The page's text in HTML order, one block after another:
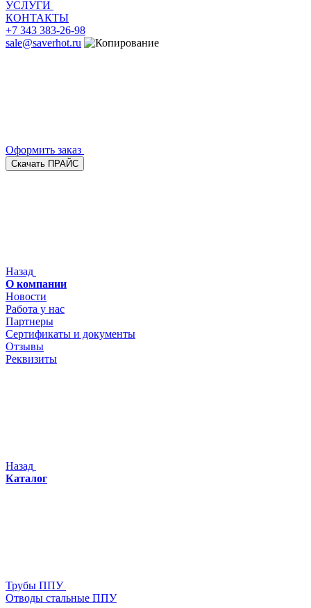
УСЛУГИ
КОНТАКТЫ
+7 343 383-26-98
sale@saverhot.ru
Оформить заказ
Скачать ПРАЙС
Назад
О компании
Новости
Работа у нас
Партнеры
Сертификаты и документы
Отзывы
Реквизиты
Назад
Каталог
Трубы ППУ
Отводы стальные ППУ